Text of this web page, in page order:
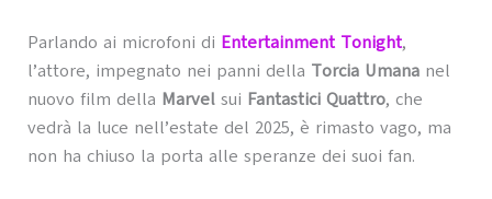
Parlando ai microfoni di Entertainment Tonight,
l’attore, impegnato nei panni della Torcia Umananel
nuovo film della Marvel sui Fantastici Quattro, che
vedrà la luce nell’estate del 2025, è rimasto vago, ma
non ha chiuso la porta alle speranze dei suoi fan.